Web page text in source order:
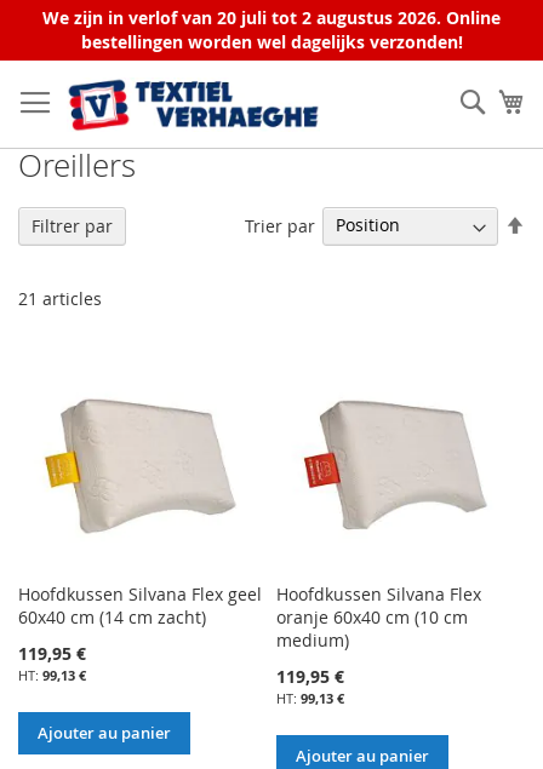
We zijn in verlof van 20 juli tot 2 augustus 2026. Online
bestellingen worden wel dagelijks verzonden!
au
contenu
Oreillers
Filtrer par
21 articles
Trier par
Hoofdkussen Silvana Flex geel
60x40 cm (14 cm zacht)
119,95 €
99,13 €
Ajouter au panier
Hoofdkussen Silvana Flex
oranje 60x40 cm (10 cm
medium)
119,95 €
99,13 €
Ajouter au panier